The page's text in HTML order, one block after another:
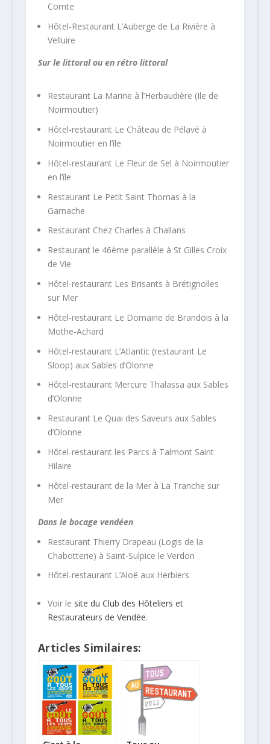
Comte
Hôtel-Restaurant L’Auberge de La Rivière à
Velluire
Sur le littoral ou en rétro littoral
Restaurant La Marine à l’Herbaudière (Ile de
Noirmoutier)
Hôtel-restaurant Le Château de Pélavé à
Noirmoutier en l’île
Hôtel-restaurant Le Fleur de Sel à Noirmoutier
en l’île
Restaurant Le Petit Saint Thomas à la
Garnache
Restaurant Chez Charles à Challans
Restaurant le 46ème parallèle à St Gilles Croix
de Vie
Hôtel-restaurant Les Brisants à Brétignolles
sur Mer
Hôtel-restaurant Le Domaine de Brandois à la
Mothe-Achard
Hôtel-restaurant L’Atlantic (restaurant Le
Sloop) aux Sables d’Olonne
Hôtel-restaurant Mercure Thalassa aux Sables
d’Olonne
Restaurant Le Quai des Saveurs aux Sables
d’Olonne
Hôtel-restaurant les Parcs à Talmont Saint
Hilaire
Hôtel-restaurant de la Mer à La Tranche sur
Mer
Dans le bocage vendéen
Restaurant Thierry Drapeau (Logis de la
Chabotterie) à Saint-Sulpice le Verdon
Hôtel-restaurant L’Aloë aux Herbiers
Voir le site du Club des Hôteliers et
Restaurateurs de Vendée.
Articles Similaires: